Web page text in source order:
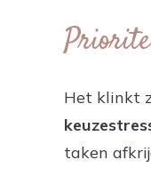
Het klinkt
taken